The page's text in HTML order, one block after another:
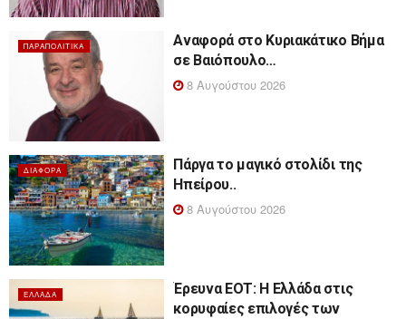
ΠΑΡΑΠΟΛΙΤΙΚΆ
Αναφορά στο Κυριακάτικο Βήμα
σε Βαιόπουλο…
8 Αυγούστου 2026
ΔΙΆΦΟΡΑ
Πάργα το μαγικό στολίδι της
Ηπείρου..
8 Αυγούστου 2026
ΕΛΛΆΔΑ
Έρευνα ΕΟΤ: Η Ελλάδα στις
κορυφαίες επιλογές των